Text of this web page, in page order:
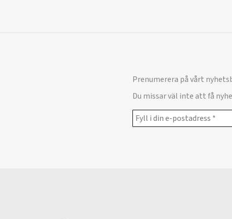
Prenumerera på vårt
Du missar väl inte att få